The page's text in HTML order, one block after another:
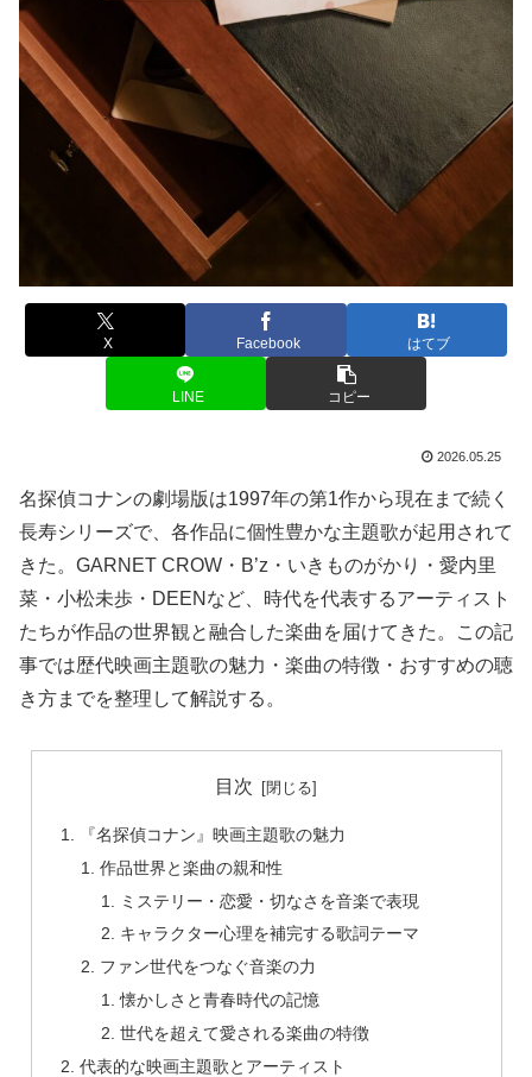
X Facebook はてブ
LINE コピー
2026.05.25
名探偵コナンの劇場版は1997年の第1作から現在まで続く
長寿シリーズで、各作品に個性豊かな主題歌が起用されて
きた。GARNET CROW・B’z・いきものがかり・愛内里
菜・小松未歩・DEENなど、時代を代表するアーティスト
たちが作品の世界観と融合した楽曲を届けてきた。この記
事では歴代映画主題歌の魅力・楽曲の特徴・おすすめの聴
き方までを整理して解説する。
目次
『名探偵コナン』映画主題歌の魅力
作品世界と楽曲の親和性
ミステリー・恋愛・切なさを音楽で表現
キャラクター心理を補完する歌詞テーマ
ファン世代をつなぐ音楽の力
懐かしさと青春時代の記憶
世代を超えて愛される楽曲の特徴
代表的な映画主題歌とアーティスト